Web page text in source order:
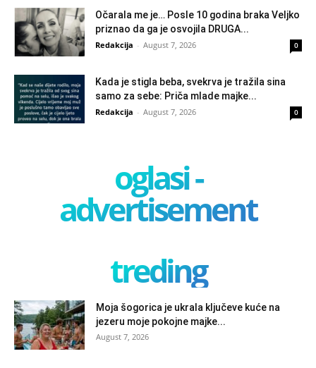
Očarala me je… Posle 10 godina braka Veljko
priznao da ga je osvojila DRUGA...
Redakcija - August 7, 2026 0
Kada je stigla beba, svekrva je tražila sina
samo za sebe: Priča mlade majke...
Redakcija - August 7, 2026 0
oglasi -
advertisement
treding
Moja šogorica je ukrala ključeve kuće na
jezeru moje pokojne majke...
August 7, 2026